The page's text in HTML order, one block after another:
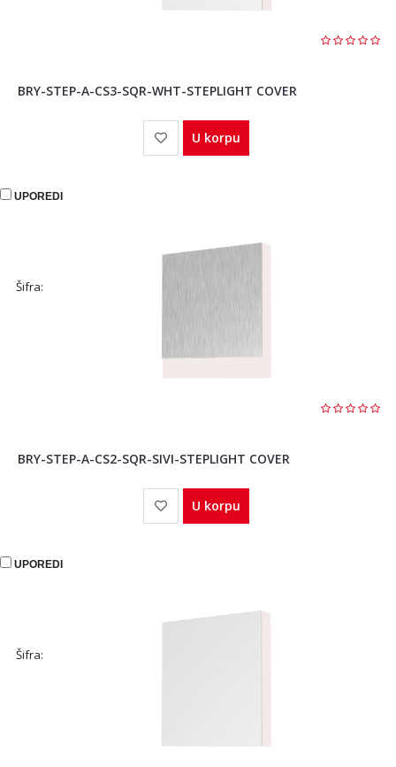
BRY-STEP-A-CS3-SQR-WHT-STEPLIGHT COVER
U korpu
UPOREDI
Šifra:
BRY-STEP-A-CS2-SQR-SIVI-STEPLIGHT COVER
U korpu
UPOREDI
Šifra: